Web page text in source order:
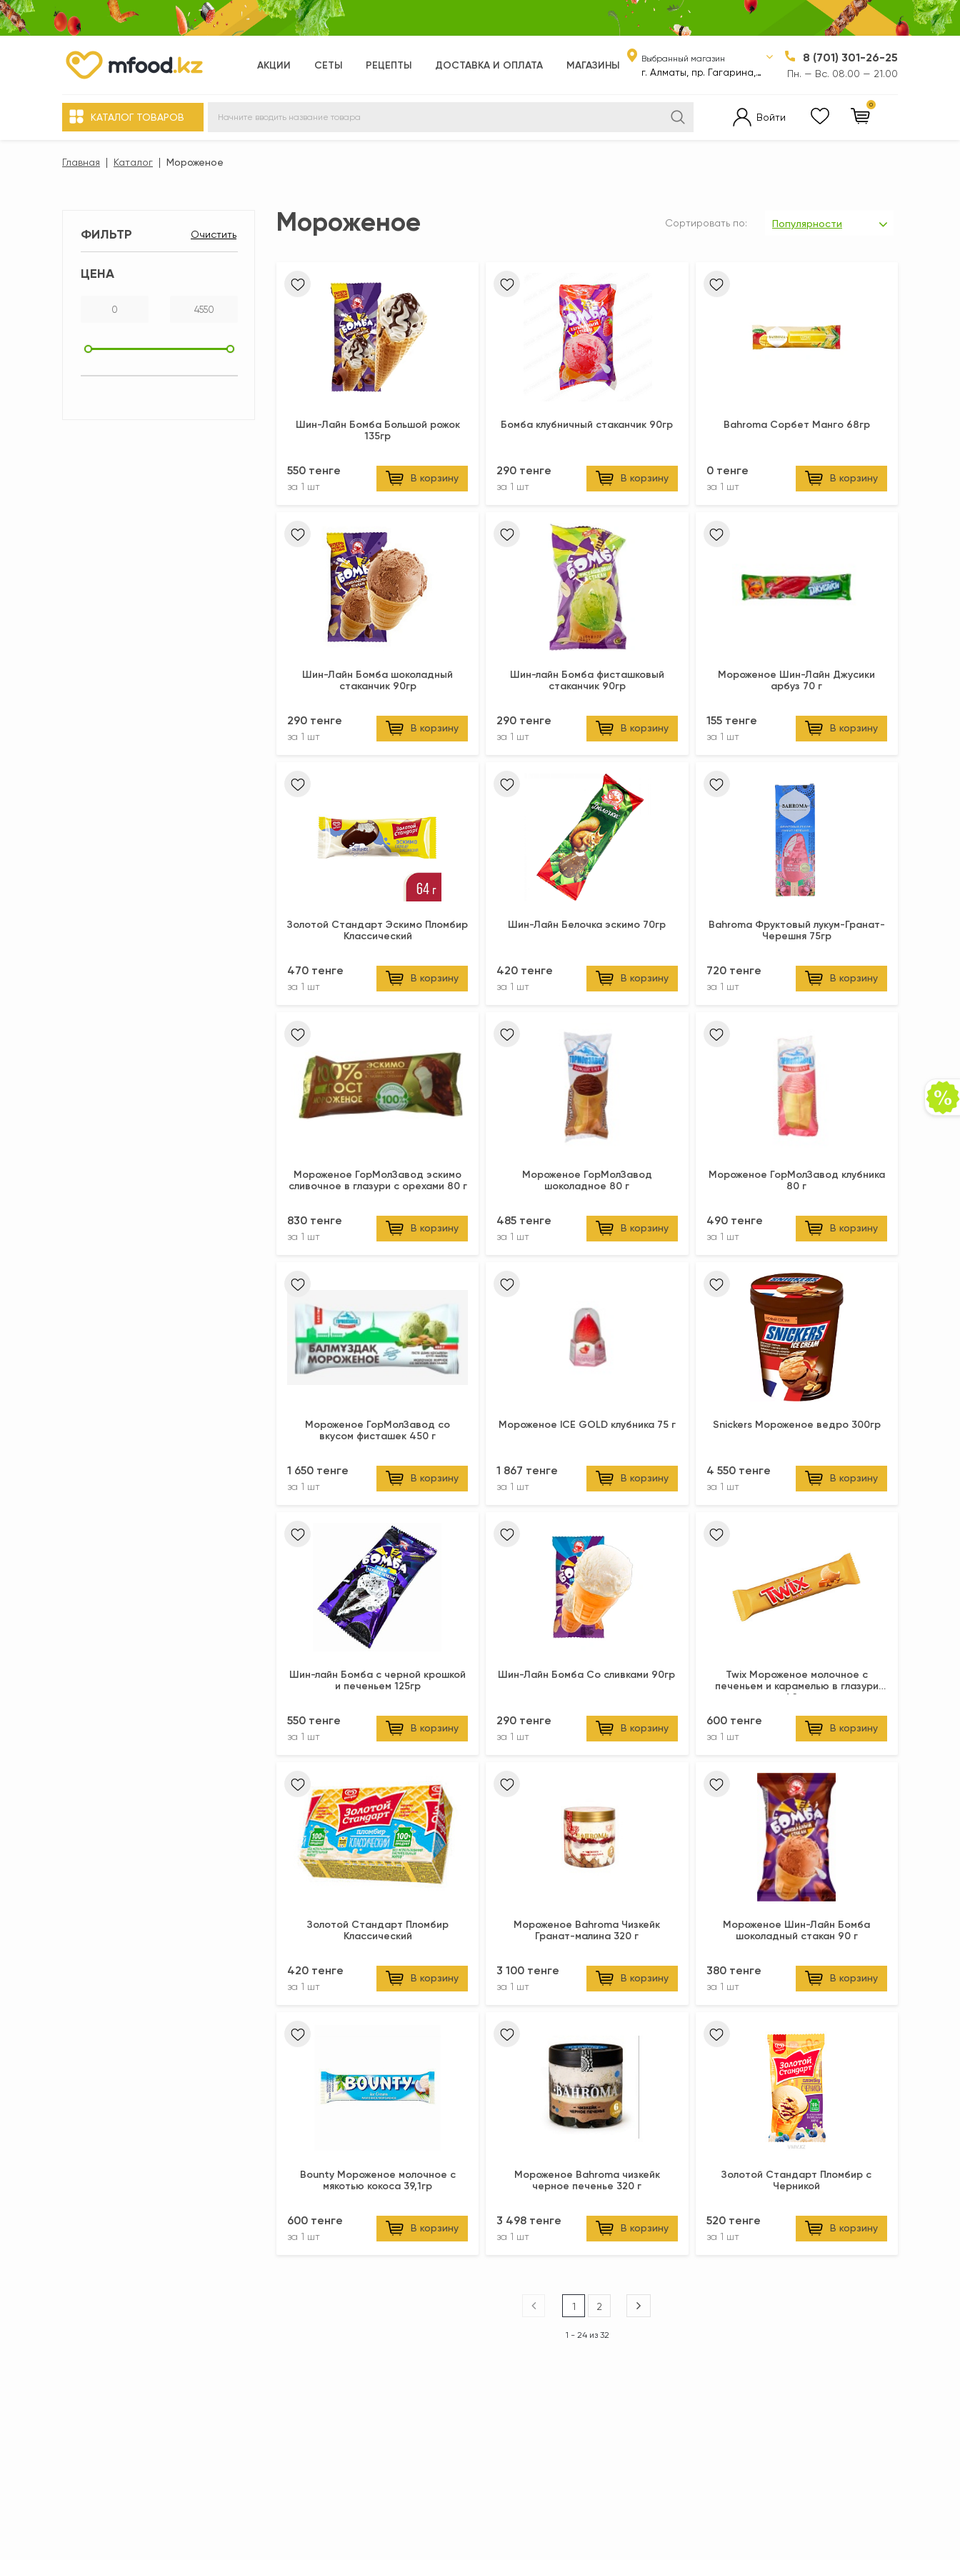
АКЦИИ СЕТЫ РЕЦЕПТЫ ДОСТАВКА И ОПЛАТА МАГАЗИНЫ
Выбранный магазин
г. Алматы, пр. Гагарина, 310/1
8 (701) 301-26-25
Пн. — Вс. 08.00 — 21.00
КАТАЛОГ ТОВАРОВ Войти
0
Главная Каталог Мороженое
ФИЛЬТР
ЦЕНА
Мороженое Сортировать по: Популярности
Шин-Лайн Бомба Большой рожок
135гр
550 тенге
за 1 шт
В корзину
Бомба клубничный стаканчик 90гр
290 тенге
за 1 шт
В корзину
Bahroma Сорбет Манго 68гр
0 тенге
за 1 шт
В корзину
Шин-Лайн Бомба шоколадный
стаканчик 90гр
290 тенге
за 1 шт
В корзину
Шин-лайн Бомба фисташковый
стаканчик 90гр
290 тенге
за 1 шт
В корзину
Мороженое Шин-Лайн Джусики
арбуз 70 г
155 тенге
за 1 шт
В корзину
Золотой Стандарт Эскимо Пломбир
Классический
470 тенге
за 1 шт
В корзину
Шин-Лайн Белочка эскимо 70гр
420 тенге
за 1 шт
В корзину
Bahroma Фруктовый лукум-Гранат-
Черешня 75гр
720 тенге
за 1 шт
В корзину
Мороженое ГорМолЗавод эскимо
сливочное в глазури с орехами 80 г
830 тенге
за 1 шт
В корзину
Мороженое ГорМолЗавод
шоколадное 80 г
485 тенге
за 1 шт
В корзину
Мороженое ГорМолЗавод клубника
80 г
490 тенге
за 1 шт
В корзину
Мороженое ГорМолЗавод со
вкусом фисташек 450 г
1 650 тенге
за 1 шт
В корзину
Мороженое ICE GOLD клубника 75 г
1 867 тенге
за 1 шт
В корзину
Snickers Мороженое ведро 300гр
4 550 тенге
за 1 шт
В корзину
Шин-лайн Бомба с черной крошкой
и печеньем 125гр
550 тенге
за 1 шт
В корзину
Шин-Лайн Бомба Со сливками 90гр
290 тенге
за 1 шт
В корзину
Twix Мороженое молочное с
печеньем и карамелью в глазури
40гр
600 тенге
за 1 шт
В корзину
Золотой Стандарт Пломбир
Классический
420 тенге
за 1 шт
В корзину
Мороженое Bahroma Чизкейк
Гранат-малина 320 г
3 100 тенге
за 1 шт
В корзину
Мороженое Шин-Лайн Бомба
шоколадный стакан 90 г
380 тенге
за 1 шт
В корзину
Bounty Мороженое молочное с
мякотью кокоса 39,1гр
600 тенге
за 1 шт
В корзину
Мороженое Bahroma чизкейк
черное печенье 320 г
3 498 тенге
за 1 шт
В корзину
Золотой Стандарт Пломбир с
Черникой
520 тенге
за 1 шт
В корзину
1 2
1 - 24 из 32